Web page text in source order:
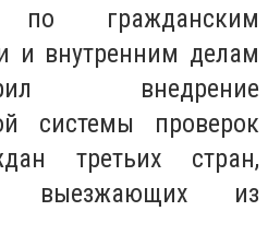
по гражданским
и внутренним делам
внедрение
системы проверок
третьих стран,
выезжающих из